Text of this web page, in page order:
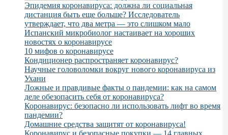
Эпидемия коронавируса: должна ли социальная
дистанция быть еще больше? Исследователь
утверждает, что два метра — это слишком мало
Испанский микробиолог настаивает на хороших
новостях о коронавирусе
10 мифов о коронавирусе
Кондиционер распространяет коронавирус?
Научные головоломки вокруг нового коронавируса из
Ухани
Ложные и правдивые факты о пандемии: как на самом
деле обезопасить себя от коронавируса?
Коронавирус: безопасно ли использовать лифт во время
пандемии?
Домашние средства защитят от коронавируса!